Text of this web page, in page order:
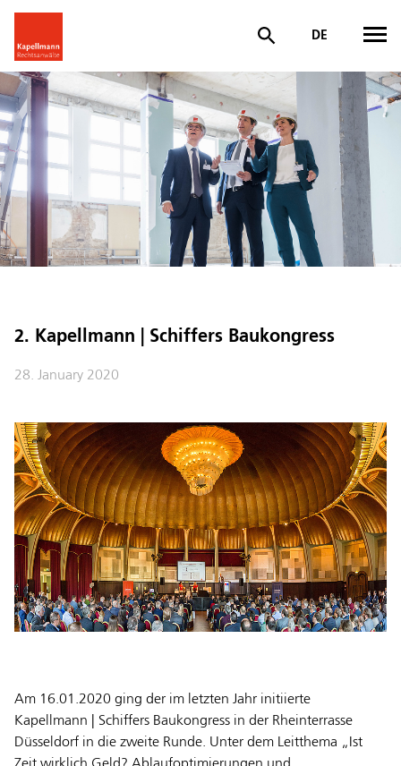
DE
2. Kapellmann | Schiffers Baukongress
28. January 2020
Am 16.01.2020 ging der im letzten Jahr initiierte
Kapellmann | Schiffers Baukongress in der Rheinterrasse
Düsseldorf in die zweite Runde. Unter dem Leitthema „Ist